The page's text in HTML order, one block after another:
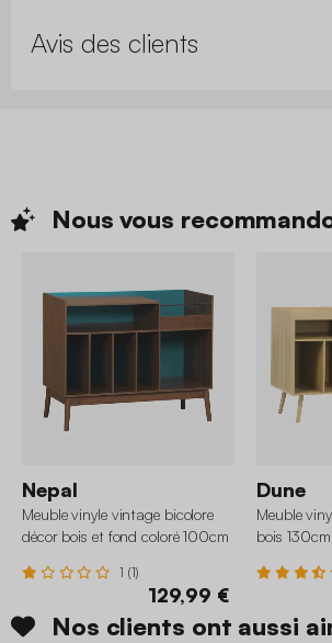
Avis des clients
Nous vous
Nepal
Meuble vinyle vintage bicolore
décor bois et fond coloré 100cm
1 (1)
129,99 €
Dune
Meuble
bois 130cm
Nos clients ont aussi